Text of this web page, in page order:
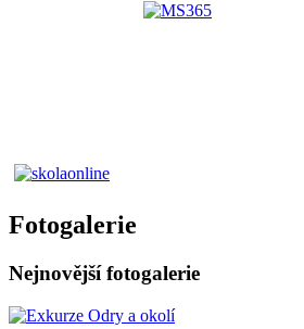
Fotogalerie
Nejnovější fotogalerie